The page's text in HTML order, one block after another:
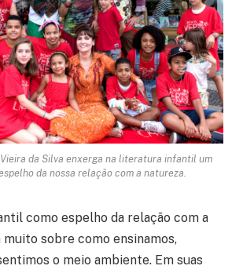
Vieira da Silva enxerga na literatura infantil um
da nossa relação com a natureza.
como espelho da relação com a
sobre como ensinamos,
o meio ambiente. Em suas